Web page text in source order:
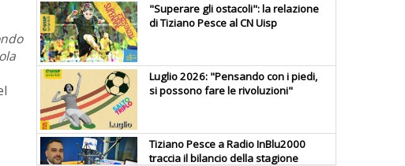
"Superare gli ostacoli": la relazione
di Tiziano Pesce al CN Uisp
Luglio 2026: "Pensando con i piedi,
si possono fare le rivoluzioni"
Tiziano Pesce a Radio InBlu2000
traccia il bilancio della stagione